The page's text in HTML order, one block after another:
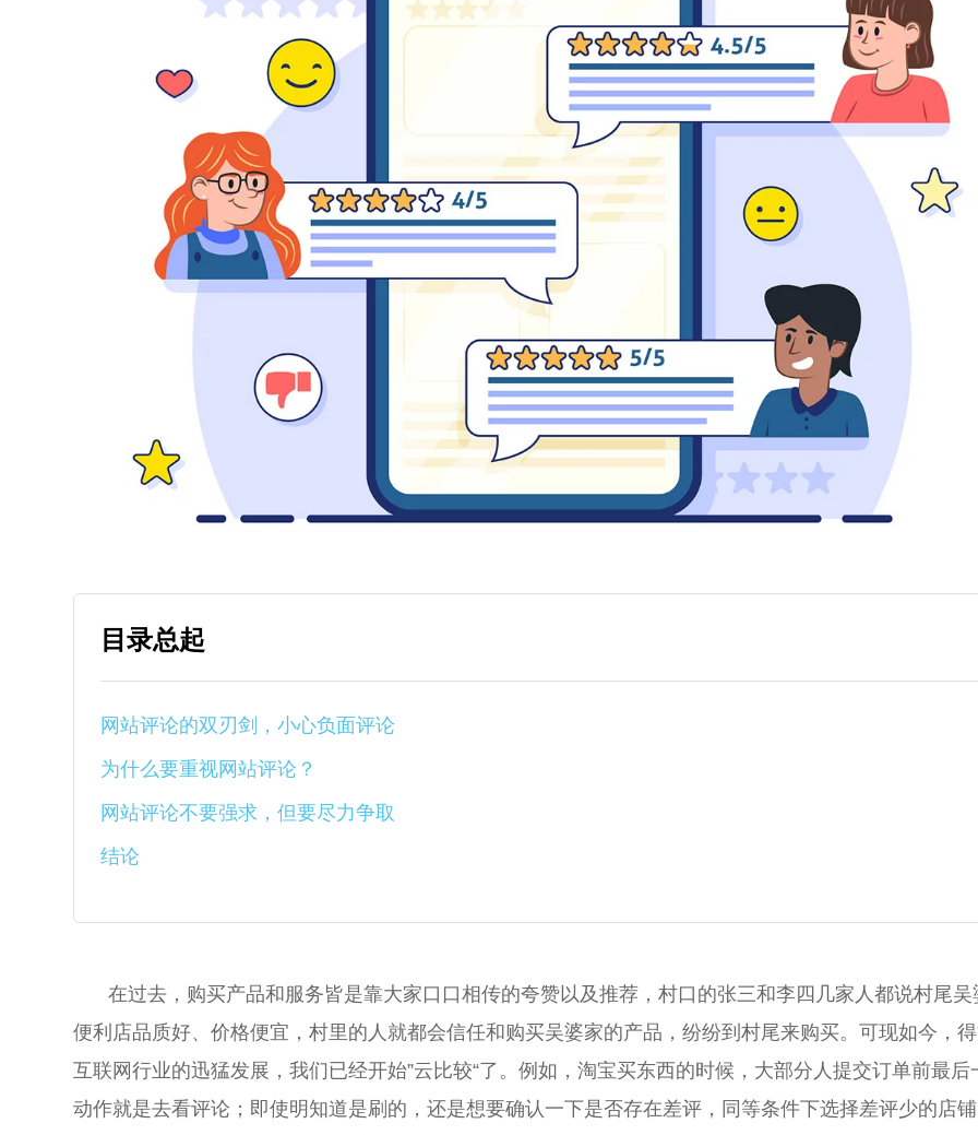
目录总起
网站评论的双刃剑，小心负面评论
为什么要重视网站评论？
网站评论不要强求，但要尽力争取
结论
在过去，购买产品和服务皆是靠大家口口相传的夸赞以及推荐，村口的张三和李四几家人都说村尾吴
便利店品质好、价格便宜，村里的人就都会信任和购买吴婆家的产品，纷纷到村尾来购买。可现如今，
互联网行业的迅猛发展，我们已经开始”云比较“了。例如，淘宝买东西的时候，大部分人提交订单前最后
动作就是去看评论；即使明知道是刷的，还是想要确认一下是否存在差评，同等条件下选择差评少的店